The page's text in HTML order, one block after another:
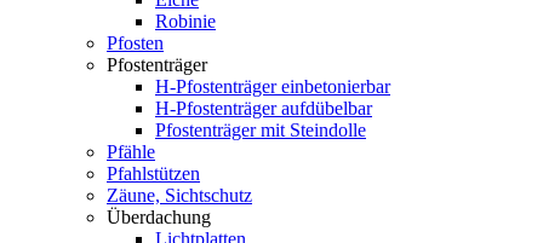
Robinie
Pfosten
Pfostenträger
H-Pfostenträger einbetonierbar
H-Pfostenträger aufdübelbar
Pfostenträger mit Steindolle
Pfähle
Pfahlstützen
Zäune, Sichtschutz
Überdachung
Lichtplatten